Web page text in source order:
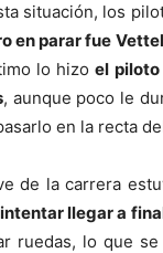
situación, los
en parar fue
lo hizoel piloto
, aunque poco le
en la recta
de la carrera
llegar a
ruedas, lo que